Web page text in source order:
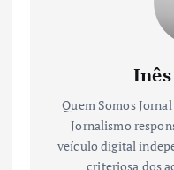
Quem Somos
Jornalismo
veículo digital
criteriosa dos